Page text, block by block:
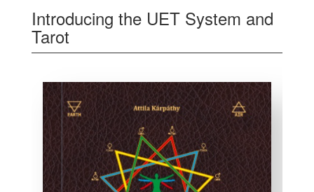
Introducing the UET System and
Tarot